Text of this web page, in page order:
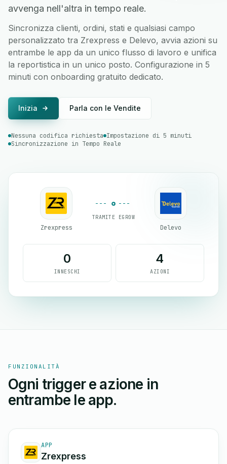
avvenga nell'altra in tempo reale.
Sincronizza clienti, ordini, stati e qualsiasi campo
personalizzato tra Zrexpress e Delevo, avvia azioni su
entrambe le app da un unico flusso di lavoro e unifica
la reportistica in un unico posto. Configurazione in 5
minuti con onboarding gratuito dedicato.
Inizia Parla con le Vendite
Nessuna codifica richiesta Impostazione di 5 minuti
Sincronizzazione in Tempo Reale
Zrexpress
TRAMITE EGROW
Delevo
0
INNESCHI
4
AZIONI
FUNZIONALITÀ
Ogni trigger e azione in
entrambe le app.
APP
Zrexpress